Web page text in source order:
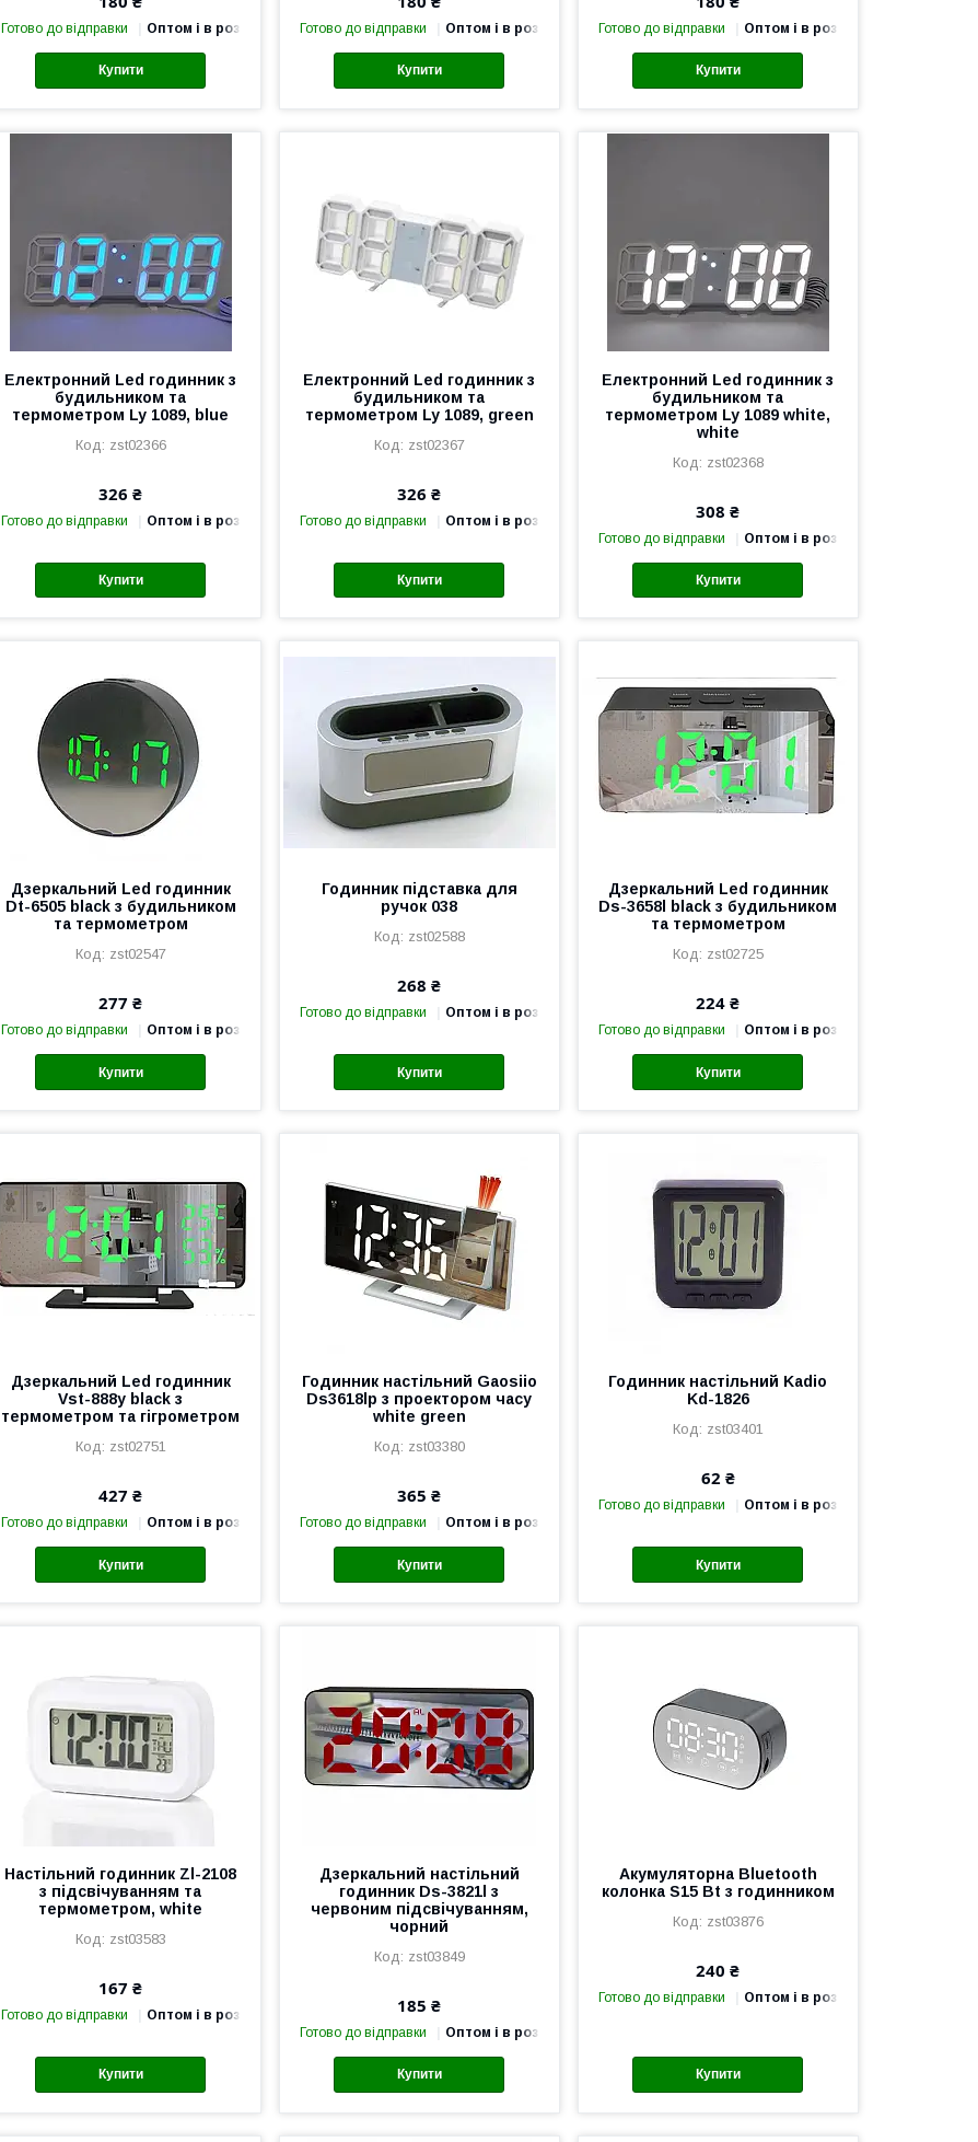
Готово до відправки Оптом і в роздріб
Купити
Готово до відправки Оптом і в роздріб
Купити
Готово до відправки Оптом і в роздріб
Купити
Електронний Led годинник з
будильником та
термометром Ly 1089, blue
zst02366
326 ₴
Готово до відправки Оптом і в роздріб
Купити
Електронний Led годинник з
будильником та
термометром Ly 1089, green
zst02367
326 ₴
Готово до відправки Оптом і в роздріб
Купити
Електронний Led годинник з
будильником та
термометром Ly 1089 white,
white
zst02368
308 ₴
Готово до відправки Оптом і в роздріб
Купити
Дзеркальний Led годинник
Dt-6505 black з будильником
та термометром
zst02547
277 ₴
Готово до відправки Оптом і в роздріб
Купити
Годинник підставка для
ручок 038
zst02588
268 ₴
Готово до відправки Оптом і в роздріб
Купити
Дзеркальний Led годинник
Ds-3658l black з будильником
та термометром
zst02725
224 ₴
Готово до відправки Оптом і в роздріб
Купити
Дзеркальний Led годинник
Vst-888y black з
термометром та гігрометром
zst02751
427 ₴
Готово до відправки Оптом і в роздріб
Купити
Годинник настільний Gaosiio
Ds3618lp з проектором часу
white green
zst03380
365 ₴
Готово до відправки Оптом і в роздріб
Купити
Годинник настільний Kadio
Kd-1826
zst03401
62 ₴
Готово до відправки Оптом і в роздріб
Купити
Настільний годинник Zl-2108
з підсвічуванням та
термометром, white
zst03583
167 ₴
Готово до відправки Оптом і в роздріб
Купити
Дзеркальний настільний
годинник Ds-3821l з
червоним підсвічуванням,
чорний
zst03849
185 ₴
Готово до відправки Оптом і в роздріб
Купити
Акумуляторна Bluetooth
колонка S15 Bt з годинником
zst03876
240 ₴
Готово до відправки Оптом і в роздріб
Купити